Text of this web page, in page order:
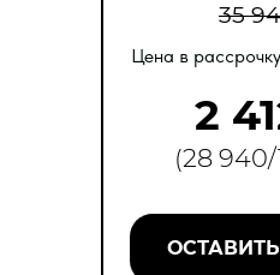
Цена в
2
(28 940/
35